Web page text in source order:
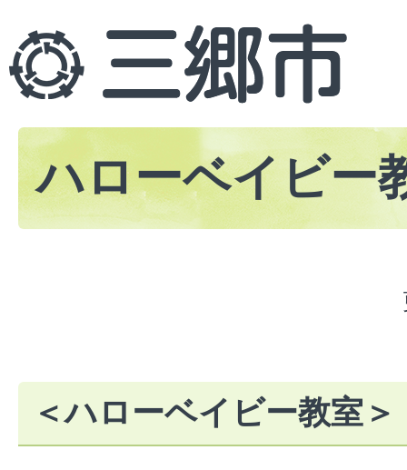
ハローベイビー
＜ハローベイビー教室＞